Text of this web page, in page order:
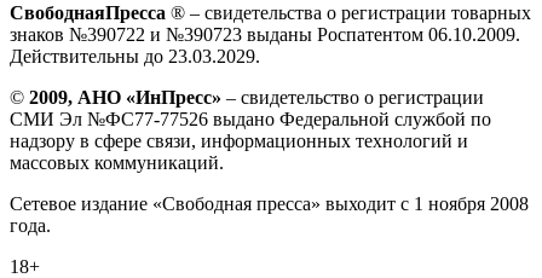
СвободнаяПресса ® – свидетельства о регистрации товарных
знаков №390722 и №390723 выданы Роспатентом 06.10.2009.
Действительны до 23.03.2029.
© 2009, АНО «ИнПресс» – свидетельство о регистрации
СМИ Эл №ФС77-77526 выдано Федеральной службой по
надзору в сфере связи, информационных технологий и
массовых коммуникаций.
Сетевое издание «Свободная пресса» выходит с 1 ноября 2008
года.
18+